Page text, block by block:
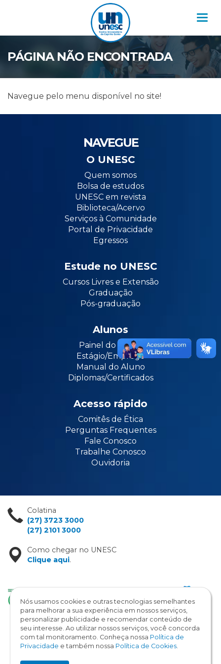
PÁGINA NÃO ENCONTRADA
Navegue pelo menu disponível no site!
NAVEGUE
O UNESC
Quem somos
Bolsa de estudos
UNESC em revista
Biblioteca/Acervo
Serviços à Comunidade
Portal de Privacidade
Egressos
Estude no UNESC
Cursos Livres e Extensão
Graduação
Pós-graduação
Alunos
Painel do Aluno
Estágio/Emprego
Manual do Aluno
Diplomas/Certificados
Acesso rápido
Comitês de Ética
Perguntas Frequentes
Fale Conosco
Trabalhe Conosco
Ouvidoria
Colatina
(27) 3723 3000
(27) 2101 3000
Como chegar no UNESC
Clique aqui.
Copyright © 2026 / UNESC
Todos os direitos reservados
Nós usamos cookies e outras tecnologias semelhantes
para melhorar a sua experiência em nossos serviços,
personalizar publicidade e recomendar conteúdo de
seu interesse. Ao utilizar nossos serviços, você concorda
com tal monitoramento. Conheça nossa Política de
Privacidade e também nossa Política de Cookies.